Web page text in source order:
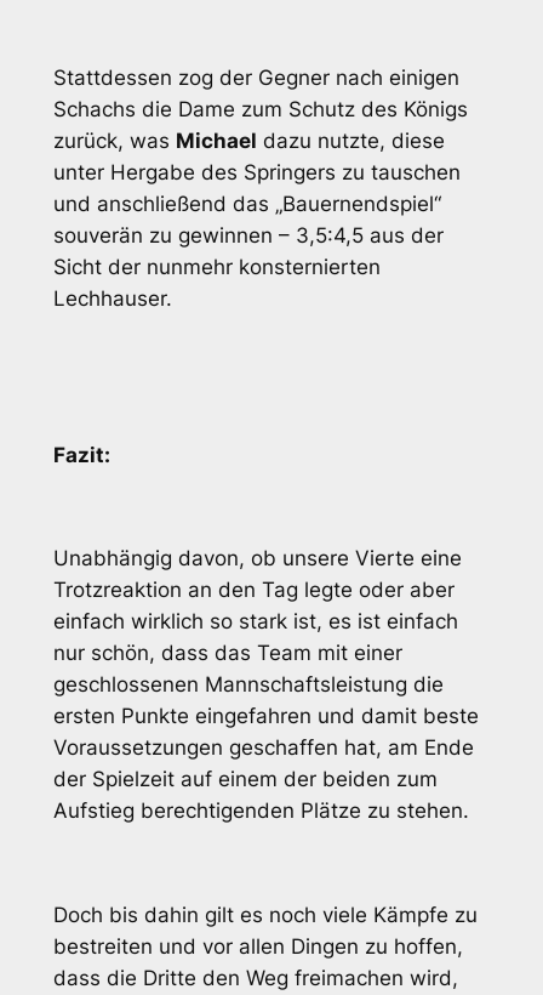
Stattdessen zog der Gegner nach einigen
Schachs die Dame zum Schutz des Königs
zurück, was Michael dazu nutzte, diese
unter Hergabe des Springers zu tauschen
und anschließend das „Bauernendspiel“
souverän zu gewinnen – 3,5:4,5 aus der
Sicht der nunmehr konsternierten
Lechhauser.
Fazit:
Unabhängig davon, ob unsere Vierte eine
Trotzreaktion an den Tag legte oder aber
einfach wirklich so stark ist, es ist einfach
nur schön, dass das Team mit einer
geschlossenen Mannschaftsleistung die
ersten Punkte eingefahren und damit beste
Voraussetzungen geschaffen hat, am Ende
der Spielzeit auf einem der beiden zum
Aufstieg berechtigenden Plätze zu stehen.
Doch bis dahin gilt es noch viele Kämpfe zu
bestreiten und vor allen Dingen zu hoffen,
dass die Dritte den Weg freimachen wird,